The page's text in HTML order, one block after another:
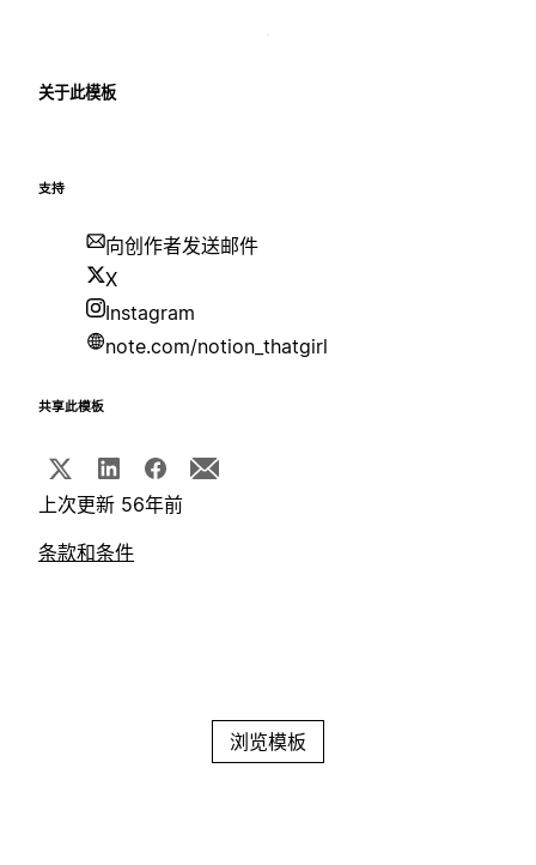
关于此模板
支持
向创作者发送邮件
X
Instagram
note.com/notion_thatgirl
共享此模板
上次更新 56年前
条款和条件
浏览模板